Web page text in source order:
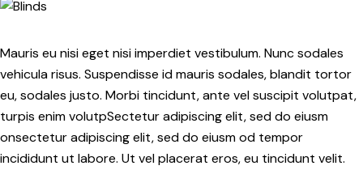
Mauris eu nisi eget nisi imperdiet vestibulum. Nunc sodales
vehicula risus. Suspendisse id mauris sodales, blandit tortor
eu, sodales justo. Morbi tincidunt, ante vel suscipit volutpat,
turpis enim volutpSectetur adipiscing elit, sed do eiusm
onsectetur adipiscing elit, sed do eiusm od tempor
incididunt ut labore. Ut vel placerat eros, eu tincidunt velit.